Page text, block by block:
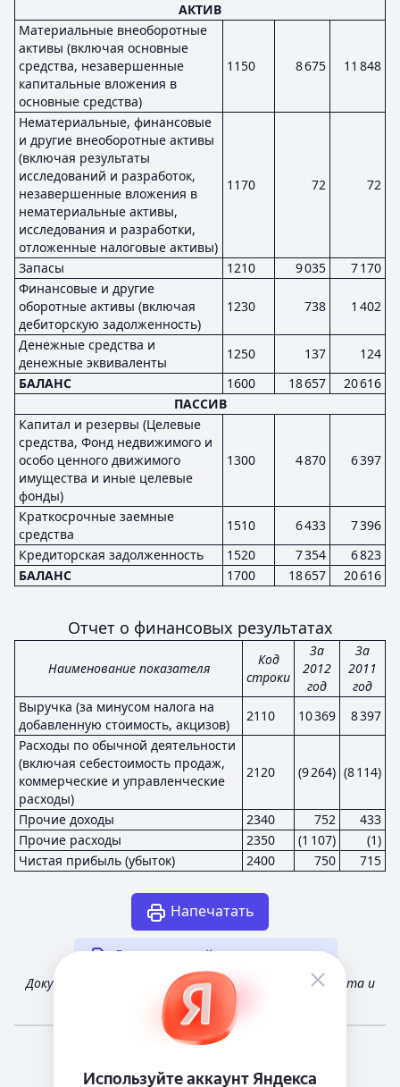
АКТИВ
Материальные внеоборотные
активы (включая основные
средства, незавершенные
капитальные вложения в
основные средства)
1150 8 675 11 848
Нематериальные, финансовые
и другие внеоборотные активы
(включая результаты
исследований и разработок,
незавершенные вложения в
нематериальные активы,
исследования и разработки,
отложенные налоговые активы)
1170 72 72
Запасы 1210 9 035
7 170
Финансовые и другие
оборотные активы (включая
дебиторскую задолженность)
1230 738 1 402
Денежные средства и
денежные эквиваленты
1250 137
124
БАЛАНС
1600 18 657
20 616
ПАССИВ
Капитал и резервы (Целевые
средства, Фонд недвижимого и
особо ценного движимого
имущества и иные целевые
фонды)
1300 4 870 6 397
Краткосрочные заемные
средства
1510 6 433
7 396
Кредиторская задолженность
1520 7 354
6 823
БАЛАНС
1700 18 657 20 616
Отчет о финансовых результатах
Наименование показателя
Код
строки
За
2012
год
За
2011
год
Выручка (за минусом налога на
добавленную стоимость, акцизов)
2110 10 369
8 397
Расходы по обычной деятельности
(включая себестоимость продаж,
коммерческие и управленческие
расходы)
2120 (9 264) (8 114)
Прочие доходы 2340 752
433
Прочие расходы
2350 (1 107)
(1)
Чистая прибыль (убыток)
2400 750 715
Напечатать
Другая случайная отчетность
Документ получен из открытых источников Росстата и
Федеральной налоговой службы России